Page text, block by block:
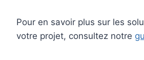
Pour en savoir plus sur les
votre projet, consultez notre